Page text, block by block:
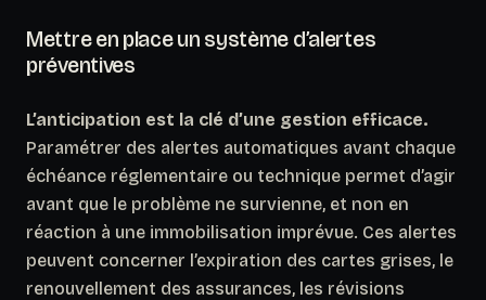
Mettre en place un système d’alertes
préventives
L’anticipation est la clé d’une gestion efficace.
Paramétrer des alertes automatiques avant chaque
échéance réglementaire ou technique permet d’agir
avant que le problème ne survienne, et non en
réaction à une immobilisation imprévue. Ces alertes
peuvent concerner l’expiration des cartes grises, le
renouvellement des assurances, les révisions